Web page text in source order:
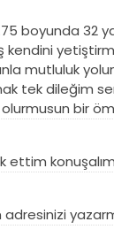
boyunda 32
kendini
mutluluk
tek dileğim
bir
ettim